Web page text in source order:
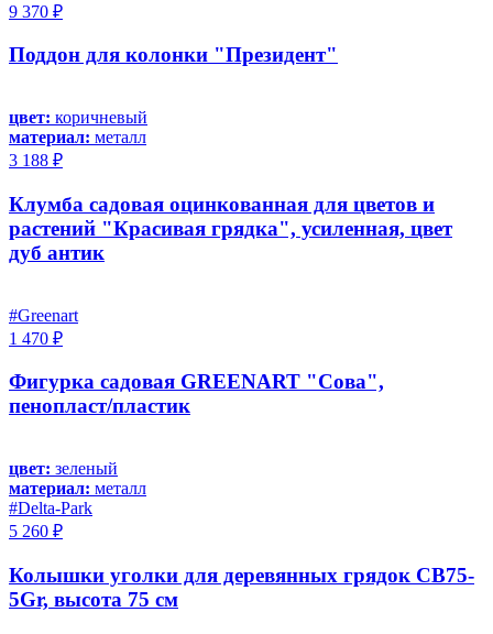
9 370 ₽
Поддон для колонки "Президент"
цвет: коричневый
материал: металл
3 188 ₽
Клумба садовая оцинкованная для цветов и
растений "Красивая грядка", усиленная, цвет
дуб антик
#Greenart
1 470 ₽
Фигурка садовая GREENART "Сова",
пенопласт/пластик
цвет: зеленый
материал: металл
#Delta-Park
5 260 ₽
Колышки уголки для деревянных грядок CB75-
5Gr, высота 75 см